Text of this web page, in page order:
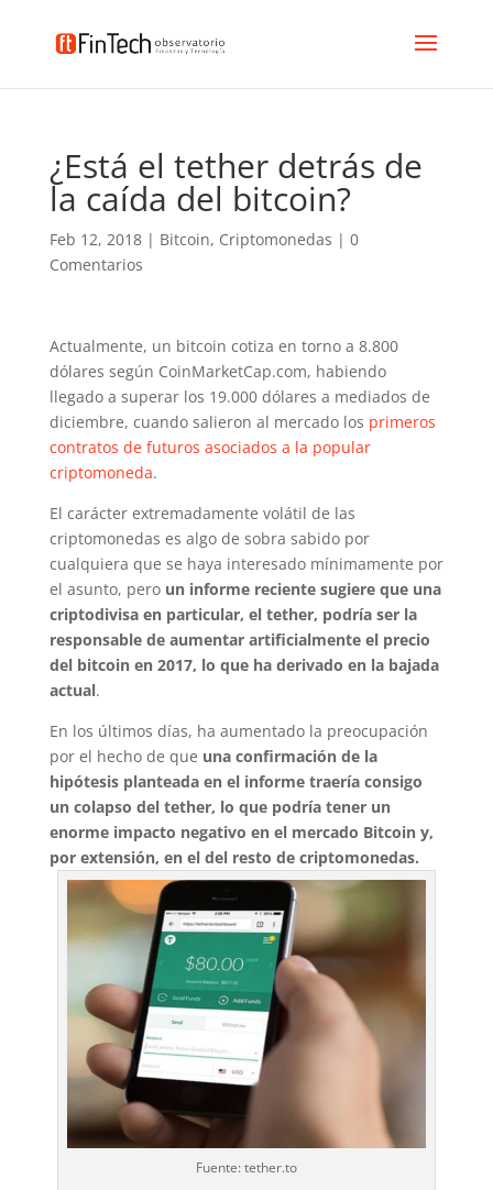
¿Está el tether detrás de
la caída del bitcoin?
Feb 12, 2018| Bitcoin, Criptomonedas | 0
Comentarios
Actualmente, un bitcoin cotiza en torno a 8.800
dólares según CoinMarketCap.com, habiendo
llegado a superar los 19.000 dólares a mediados de
diciembre, cuando salieron al mercado los primeros
contratos de futuros asociados a la popular
criptomoneda.
El carácter extremadamente volátil de las
criptomonedas es algo de sobra sabido por
cualquiera que se haya interesado mínimamente por
el asunto, pero un informe reciente sugiere que una
criptodivisa en particular, el tether, podría ser la
responsable de aumentar artificialmente el precio
del bitcoin en 2017, lo que ha derivado en la bajada
actual.
En los últimos días, ha aumentado la preocupación
por el hecho de que una confirmación de la
hipótesis planteada en el informe traería consigo
un colapso del tether, lo que podría tener un
enorme impacto negativo en el mercado Bitcoin y,
por extensión, en el del resto de criptomonedas.
Fuente: tether.to